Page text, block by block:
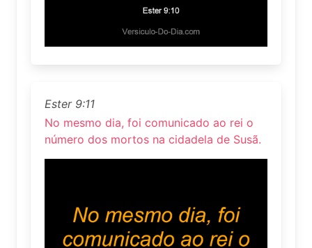
Ester 9:11
No mesmo dia, foi comunicado ao rei o
número dos mortos na cidadela de Susã.